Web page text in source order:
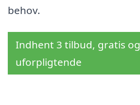
behov.
Indhent 3 tilbud, gratis og
uforpligtende